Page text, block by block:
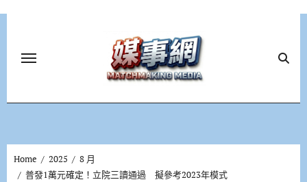
Home 2025
8 月
普發1萬元確定！立院三讀通過 擬參考2023年模式